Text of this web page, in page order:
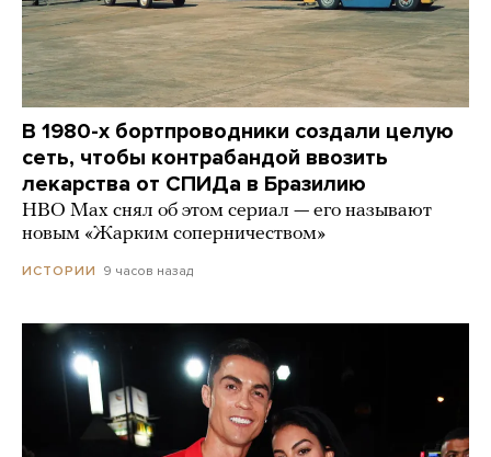
В 1980-х бортпроводники создали целую
сеть, чтобы контрабандой ввозить
лекарства от СПИДа в Бразилию
HBO Max снял об этом сериал — его называют
новым «Жарким соперничеством»
ИСТОРИИ 9 часов назад